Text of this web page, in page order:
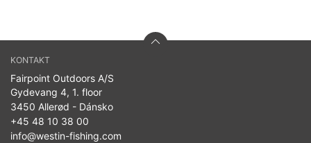
KONTAKT
Fairpoint Outdoors A/S
Gydevang 4, 1. floor
3450 Allerød - Dánsko
+45 48 10 38 00
info@westin-fishing.com